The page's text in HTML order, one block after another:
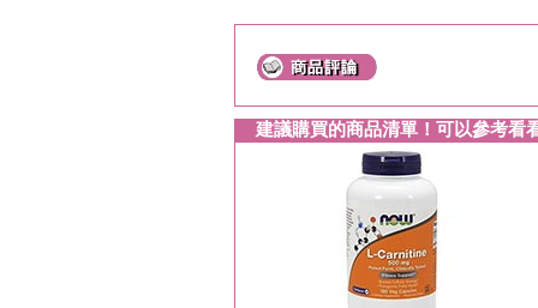
建議購買的商品清單！可以參考看